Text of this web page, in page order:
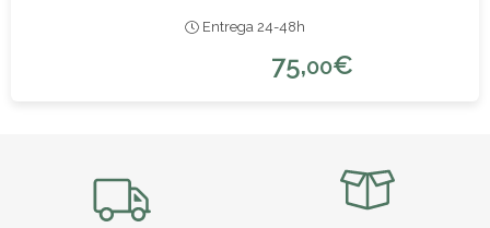
Entrega 24-48h
75,00€